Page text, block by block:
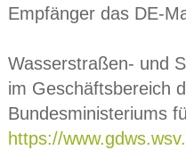
Empfänger das DE-
Wasserstraßen- und
im Geschäftsbereich
Bundesministeriums
https://